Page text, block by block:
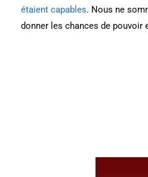
étaient capables. Nous ne
donner les chances de pouvoir